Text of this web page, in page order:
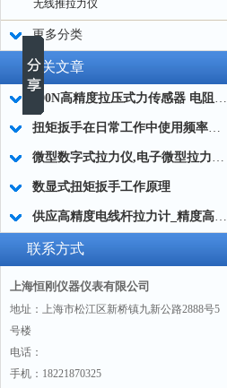
无线推拉力仪
更多分类
相关文章
200N高精度拉压式力传感器 电阻应变式拉压传感器 便携式拉压传感器
扭矩扳手在日常工作中使用频率高吗？
微型数字式拉力仪,电子微型拉力仪器,微型测拉力仪器特点
数显式扭矩扳手工作原理
供应高精度电线杆拉力计_精度高的电线杆拉力计
联系方式
上海恒刚仪器仪表有限公司
地址：上海市松江区新桥镇九新公路2888号5
号楼
电话：
手机：18221870325